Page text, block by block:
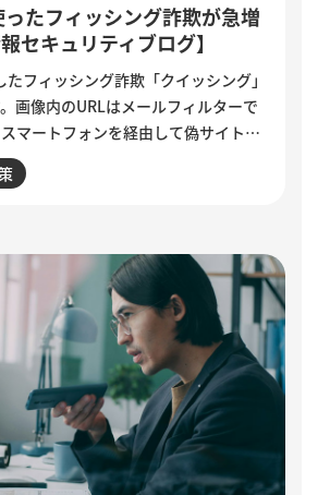
たフィッシング詐欺が急増
セキュリティブログ】
フィッシング詐欺「クイッシング」
画像内のURLはメールフィルターで
マートフォンを経由して偽サイトへ
です。セキュリティ意識が高い人ほ
口と、被害を防ぐために実践したい3